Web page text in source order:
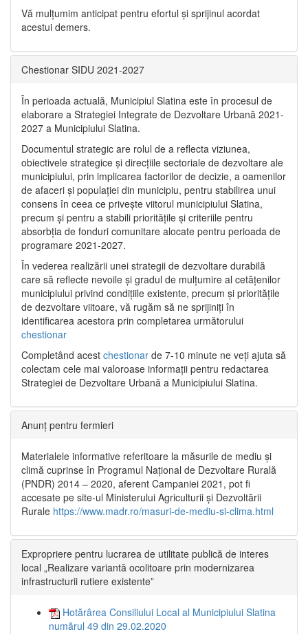
Vă mulţumim anticipat pentru efortul şi sprijinul acordat
acestui demers.
Chestionar SIDU 2021-2027
În perioada actuală, Municipiul Slatina este în procesul de
elaborare a Strategiei Integrate de Dezvoltare Urbană 2021‐
2027 a Municipiului Slatina.
Documentul strategic are rolul de a reflecta viziunea,
obiectivele strategice și direcțiile sectoriale de dezvoltare ale
municipiului, prin implicarea factorilor de decizie, a oamenilor
de afaceri și populației din municipiu, pentru stabilirea unui
consens în ceea ce privește viitorul municipiului Slatina,
precum și pentru a stabili prioritățile și criteriile pentru
absorbția de fonduri comunitare alocate pentru perioada de
programare 2021-2027.
În vederea realizării unei strategii de dezvoltare durabilă
care să reflecte nevoile și gradul de mulțumire al cetățenilor
municipiului privind condițiile existente, precum și prioritățile
de dezvoltare viitoare, vă rugăm să ne sprijiniți în
identificarea acestora prin completarea următorului
chestionar
Completând acest chestionar de 7-10 minute ne veți ajuta să
colectam cele mai valoroase informații pentru redactarea
Strategiei de Dezvoltare Urbană a Municipiului Slatina.
Anunț pentru fermieri
Materialele informative referitoare la măsurile de mediu și
climă cuprinse în Programul Național de Dezvoltare Rurală
(PNDR) 2014 – 2020, aferent Campaniei 2021, pot fi
accesate pe site-ul Ministerului Agriculturii și Dezvoltării
Rurale https://www.madr.ro/masuri-de-mediu-si-clima.html
Expropriere pentru lucrarea de utilitate publică de interes
local „Realizare variantă ocolitoare prin modernizarea
infrastructurii rutiere existente”
Hotărârea Consiliului Local al Municipiului Slatina
numărul 49 din 29.02.2020